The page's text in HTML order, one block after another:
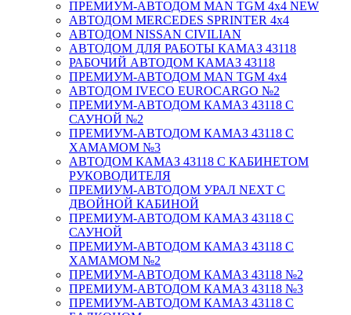
ПРЕМИУМ-АВТОДОМ MAN TGM 4x4 NEW
АВТОДОМ MERCEDES SPRINTER 4x4
АВТОДОМ NISSAN CIVILIAN
АВТОДОМ ДЛЯ РАБОТЫ КАМАЗ 43118
РАБОЧИЙ АВТОДОМ КАМАЗ 43118
ПРЕМИУМ-АВТОДОМ MAN TGM 4x4
АВТОДОМ IVECO EUROCARGO №2
ПРЕМИУМ-АВТОДОМ КАМАЗ 43118 С
САУНОЙ №2
ПРЕМИУМ-АВТОДОМ КАМАЗ 43118 С
ХАМАМОМ №3
АВТОДОМ КАМАЗ 43118 С КАБИНЕТОМ
РУКОВОДИТЕЛЯ
ПРЕМИУМ-АВТОДОМ УРАЛ NEXT С
ДВОЙНОЙ КАБИНОЙ
ПРЕМИУМ-АВТОДОМ КАМАЗ 43118 С
САУНОЙ
ПРЕМИУМ-АВТОДОМ КАМАЗ 43118 С
ХАМАМОМ №2
ПРЕМИУМ-АВТОДОМ КАМАЗ 43118 №2
ПРЕМИУМ-АВТОДОМ КАМАЗ 43118 №3
ПРЕМИУМ-АВТОДОМ КАМАЗ 43118 С